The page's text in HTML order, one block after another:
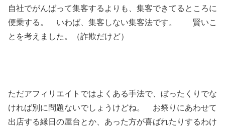
自社でがんばって集客するよりも、集客できてるところに
便乗する。 いわば、集客しない集客法です。 賢いこ
とを考えました。（詐欺だけど）
ただアフィリエイトではよくある手法で、ぼったくりでな
ければ別に問題ないでしょうけどね。 お祭りにあわせて
出店する縁日の屋台とか、あった方が喜ばれたりするわけ